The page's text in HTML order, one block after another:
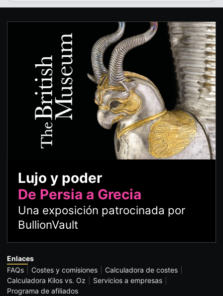
Lujo y poder
De Persia a Grecia
Una exposición patrocinada por
BullionVault
Enlaces
FAQs
Costes y comisiones
Calculadora de costes
Calculadora Kilos vs. Oz
Servicios a empresas
Programa de afiliados